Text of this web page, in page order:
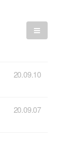
20.09.10
20.09.07